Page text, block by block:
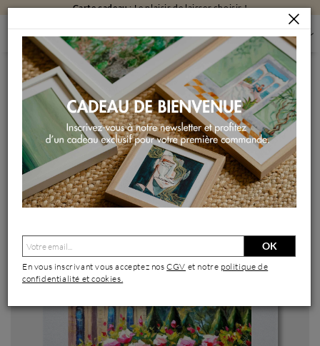
Carte cadeau: Le plaisir de laisser choisir !
PEINTURES PEINTURES PAR FORMAT
PEINTURES PETIT FORMAT
THE GARDENS OF MUSÉE RODIN
Peinture The Gardens of Musée Rodin par Pigni Diana |
Tableau Figuratif Urbain Nature Architecture Huile
OK
En vous inscrivant vous acceptez nosCGV et notre politique de
confidentialité et cookies.